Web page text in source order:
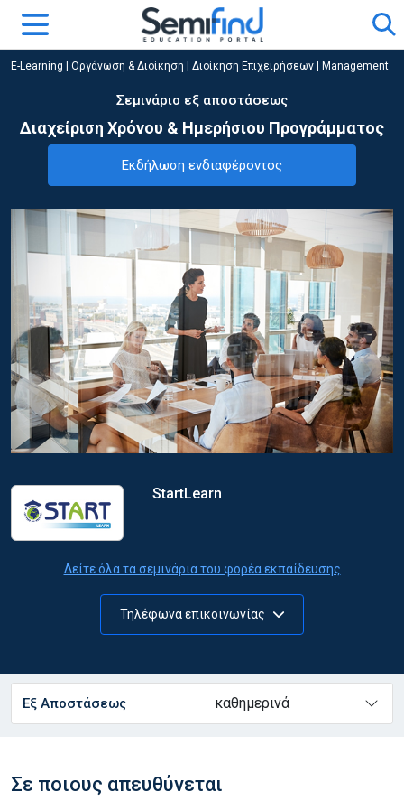
E-Learning Οργάνωση & Διοίκηση Διοίκηση Επιχειρήσεων | Management
Σεμινάριο εξ αποστάσεως
Διαχείριση Χρόνου & Ημερήσιου Προγράμματος
Εκδήλωση ενδιαφέροντος
StartLearn
Δείτε όλα τα σεμινάρια του φορέα εκπαίδευσης
Τηλέφωνα επικοινωνίας
Εξ Αποστάσεως καθημερινά
Σε ποιους απευθύνεται